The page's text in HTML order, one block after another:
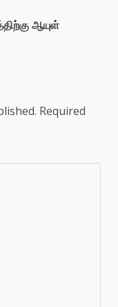
ஆயுள்
Required